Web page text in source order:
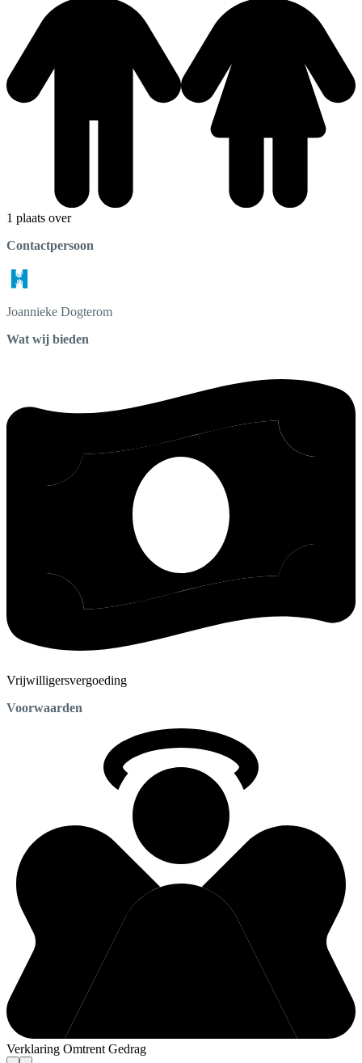
1 plaats over
Contactpersoon
Joannieke Dogterom
Wat wij bieden
Vrijwilligersvergoeding
Voorwaarden
Verklaring Omtrent Gedrag